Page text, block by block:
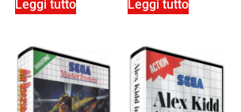
Leggi tutto Leggi tutto